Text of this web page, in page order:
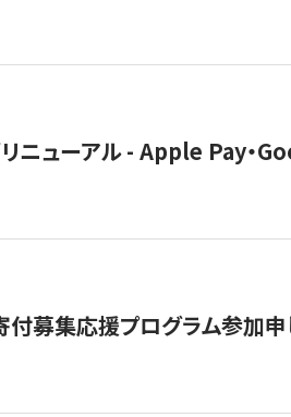
リニューアル - Apple Pay・
付募集応援プログラム参加